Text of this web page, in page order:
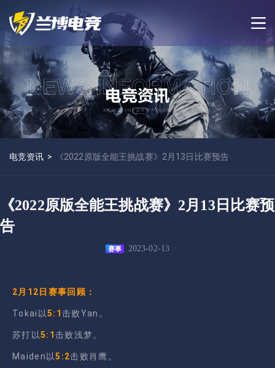
电竞资讯 > 《2022原版全能王挑战赛》2月13日比赛预告
《2022原版全能王挑战赛》2月13日比赛预
告
赛事 2023-02-13
2月12日赛事回顾：
Tokai以5:1击败Yan。
苏打以5:1击败浅梦。
Maiden以5:2击败肖鹰。